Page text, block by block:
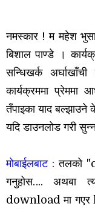
नमस्कार ! म महेश
बिशाल पाण्डे ।
सन्धिखर्क
कार्यक्रममा प्रेममा
तँपाइका याद
यदि डाउनलोड गरी
माेबाईलबाट : तलको
गनुहोस…. अथबा
download मा गएर